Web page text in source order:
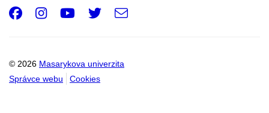
© 2026 Masarykova univerzita
Správce webu
Cookies
Facebook
Instagram
Youtube
Twitter
e-